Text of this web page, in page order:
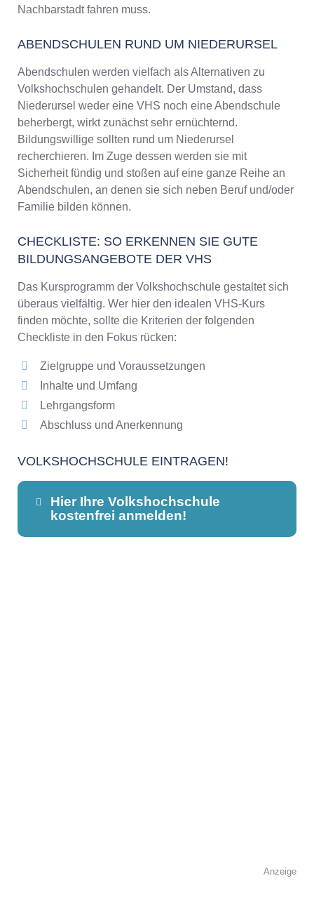
Nachbarstadt fahren muss.
ABENDSCHULEN RUND UM NIEDERURSEL
Abendschulen werden vielfach als Alternativen zu
Volkshochschulen gehandelt. Der Umstand, dass
Niederursel weder eine VHS noch eine Abendschule
beherbergt, wirkt zunächst sehr ernüchternd.
Bildungswillige sollten rund um Niederursel
recherchieren. Im Zuge dessen werden sie mit
Sicherheit fündig und stoßen auf eine ganze Reihe an
Abendschulen, an denen sie sich neben Beruf und/oder
Familie bilden können.
CHECKLISTE: SO ERKENNEN SIE GUTE
BILDUNGSANGEBOTE DER VHS
Das Kursprogramm der Volkshochschule gestaltet sich
überaus vielfältig. Wer hier den idealen VHS-Kurs
finden möchte, sollte die Kriterien der folgenden
Checkliste in den Fokus rücken:
Zielgruppe und Voraussetzungen
Inhalte und Umfang
Lehrgangsform
Abschluss und Anerkennung
VOLKSHOCHSCHULE EINTRAGEN!
Hier Ihre Volkshochschule
kostenfrei anmelden!
Anzeige